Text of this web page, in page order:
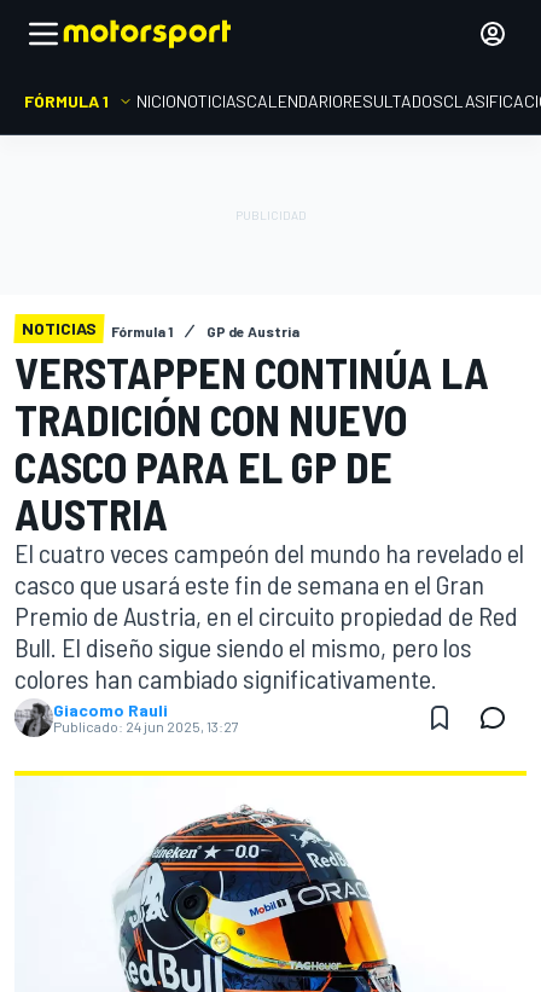
FÓRMULA 1 INICIONOTICIASCALENDARIORESULTADOS
NOTICIAS Fórmula 1 GP de Austria
VERSTAPPEN CONTINÚA LA
TRADICIÓN CON NUEVO
CASCO PARA EL GP DE
AUSTRIA
El cuatro veces campeón del mundo ha revelado el
casco que usará este fin de semana en el Gran
Premio de Austria, en el circuito propiedad de Red
Bull. El diseño sigue siendo el mismo, pero los
colores han cambiado significativamente.
Giacomo Rauli
Publicado: 24 jun 2025, 13:27